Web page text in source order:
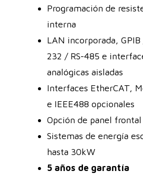
Programación de
interna
LAN incorporada, GPIB
232 / RS-485 e
analógicas aisladas
Interfaces EtherCAT,
e IEEE488 opcionales
Opción de panel
Sistemas de energía
hasta 30kW
5 años de garantía